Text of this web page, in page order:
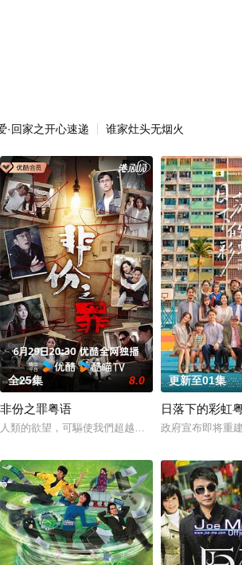
·回家之开心速递 谁家灶头无烟火
之開心速遞》，「過往的處境劇都
然而，當欲望失控，過份貪圖金錢與權勢、追求不
全25集 8.0
非份之罪粤语
人類的欲望，可驅使我們超越自我，然而，當欲望
更新至01集
日落下的彩虹
政府宣布即将重